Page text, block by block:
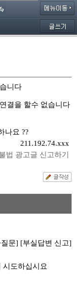
니다
결을 할수 없습니다
나요 ??
211.192.74.xxx
법 광고글 신고하기
문] [부실답변 신고]
시도하십시요